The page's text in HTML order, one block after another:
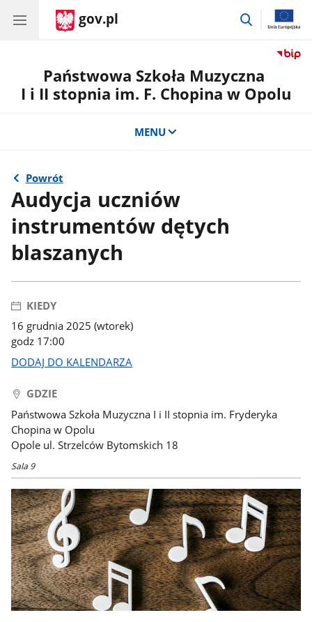
gov.pl
przejdź
Państwowa Szkoła Muzyczna
I i II stopnia im. F. Chopina w Opolu
MENU
Powrót
Audycja uczniów
instrumentów dętych
blaszanych
KIEDY
16 grudnia 2025 (wtorek)
godz 17:00
DODAJ DO KALENDARZA
GDZIE
Państwowa Szkoła Muzyczna I i II stopnia im. Fryderyka
Chopina w Opolu
Opole ul. Strzelców Bytomskich 18
Sala 9